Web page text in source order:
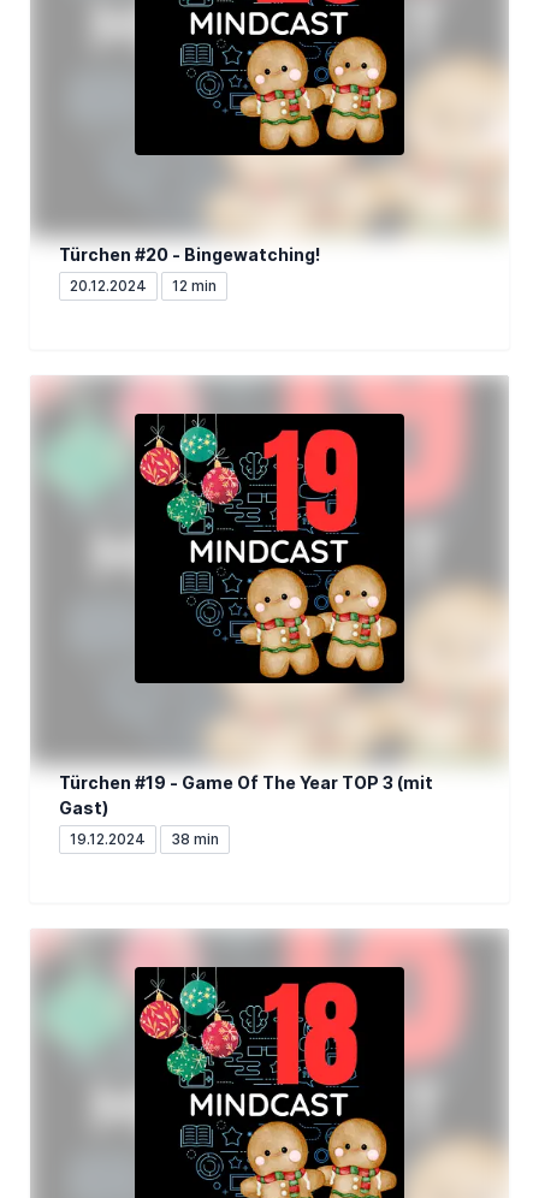
Türchen #20 - Bingewatching!
20.12.2024 12 min
Türchen #19 - Game Of The Year TOP 3 (mit
Gast)
19.12.2024 38 min